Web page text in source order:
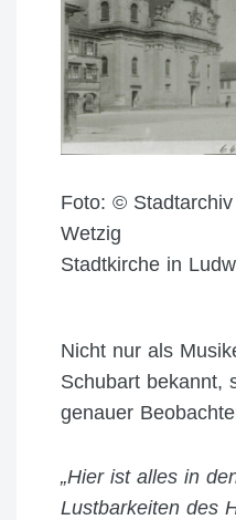
Foto: ©
Wetzig
Stadtkirche in
Nicht nur als
Schubart bekannt,
genauer
„Hier ist alles in
Lustbarkeiten des